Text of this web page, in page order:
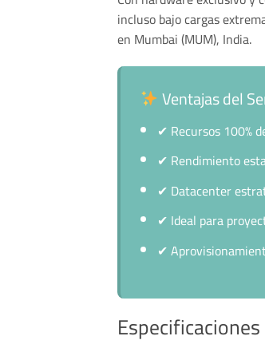
incluso bajo cargas
en Mumbai (MUM), India.
Ventajas del
✔ Recursos 100%
✔ Rendimiento
✔ Datacenter
✔ Ideal para
✔